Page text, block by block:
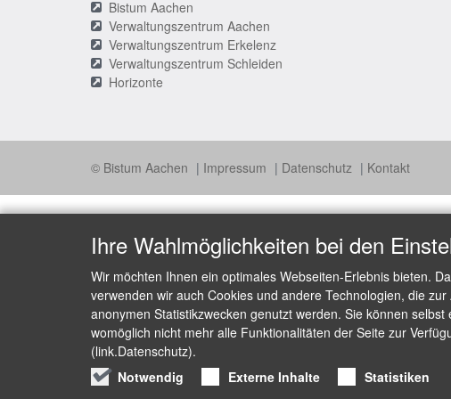
Bistum Aachen
Verwaltungszentrum Aachen
Verwaltungszentrum Erkelenz
Verwaltungszentrum Schleiden
Horizonte
© Bistum Aachen Impressum Datenschutz Kontakt
Ihre Wahlmöglichkeiten bei den
Wir möchten Ihnen ein optimales Webseiten-Erlebnis bieten.
verwenden wir auch Cookies und andere Technologien, die
anonymen Statistikzwecken genutzt werden. Sie können
womöglich nicht mehr alle Funktionalitäten der Seite zur
(link.Datenschutz).
Notwendig
Externe Inhalte Statistiken